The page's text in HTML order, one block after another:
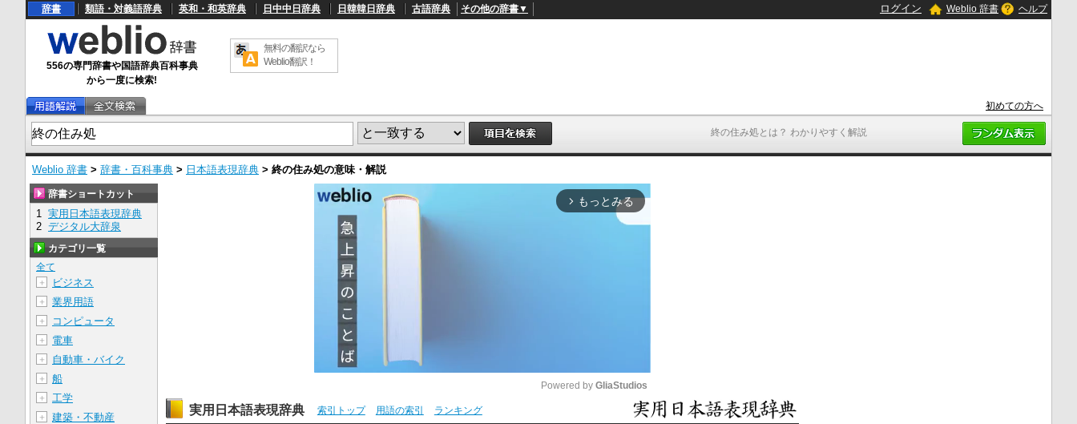
終の住み処とは？ わかりやすく解説
辞書 類語・対義語辞典 英和・和英辞典 日中中日辞典 日韓韓日辞典 古語辞典 その他の辞書▼ ログイン Weblio 辞書 ヘルプ
556の専門辞書や国語辞典百科事典
から一度に検索!
無料の翻訳なら
Weblio翻訳！
初めての方へ
Weblio 辞書 > 辞書・百科事典 > 日本語表現辞典 > 終の住み処の意味・解説
arrow_forward_ios もっとみる
Powered by GliaStudios
実用日本語表現辞典 索引トップ 用語の索引 ランキング
辞書ショートカット
1 実用日本語表現辞典
2 デジタル大辞泉
カテゴリ一覧
全て
＋
ビジネス
＋ 業界用語
＋ コンピュータ
＋ 電車
＋ 自動車・バイク
＋ 船
＋ 工学
＋ 建築・不動産